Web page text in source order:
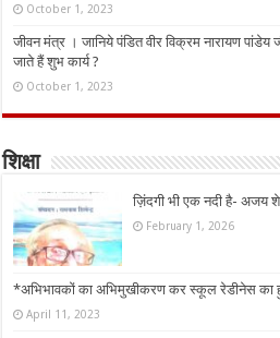
October 1, 2023
जीवन मंत्र । जानिये पंडित वीर विक्रम नारायण पांडेय
जाते हैं शुभ कार्य ?
October 1, 2023
शिक्षा
ज़िंदगी भी एक नदी है- अजय
February 1, 2026
*अभिभावकों का अभिमुखीकरण कर स्कूल रेडीनेस का
April 11, 2023